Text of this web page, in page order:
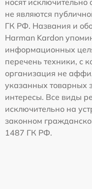
носят
не являются
ГК РФ. Названия и
Harman Kardon
информационных
перечень техники, с
организация не
указанных товарных
интересы. Все виды
исключительно на
законном
1487 ГК РФ.